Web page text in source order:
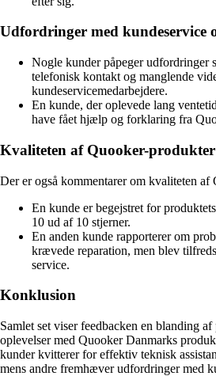
Udfordringer med kundeservice
Nogle kunder påpeger udfordringer
telefonisk kontakt og manglende
kundeservicemedarbejdere.
En kunde, der oplevede lang
have fået hjælp og forklaring fra
Kvaliteten af Quooker-produkter
Der er også kommentarer om kvaliteten af
En kunde er begejstret for
10 ud af 10 stjerner.
En anden kunde rapporterer om
krævede reparation, men blev
service.
Konklusion
Samlet set viser feedbacken en blanding
oplevelser med Quooker Danmarks
kunder kvitterer for effektiv teknisk
mens andre fremhæver udfordringer med